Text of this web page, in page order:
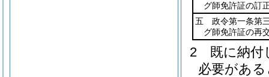
グ師免許証の訂
五 政令第一条第
グ師免許証の再
2
既に納
必要があ